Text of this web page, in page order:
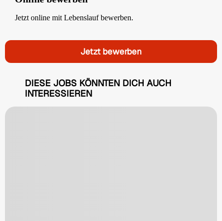
Jetzt online mit Lebenslauf bewerben.
Jetzt bewerben
DIESE JOBS KÖNNTEN DICH AUCH
INTERESSIEREN